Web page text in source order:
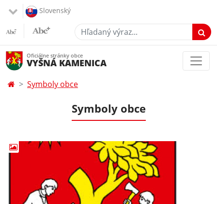
Slovenský
Hľadaný výraz...
Oficiálne stránky obce
VYŠNÁ KAMENICA
Symboly obce
Symboly obce